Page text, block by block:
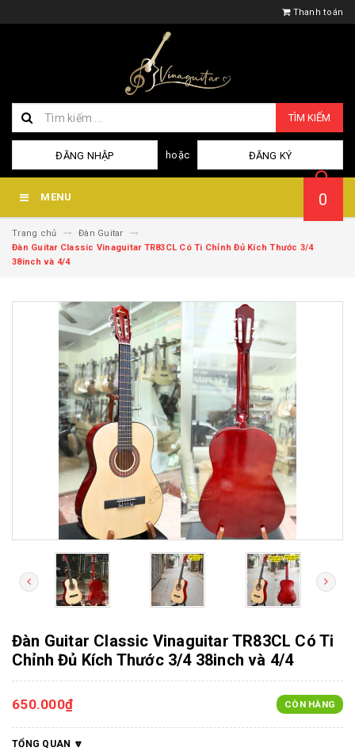
Thanh toán
TÌM KIẾM
ĐĂNG NHẬP hoặc ĐĂNG KÝ
MENU 0
Trang chủ
Đàn Guitar
Đàn Guitar Classic Vinaguitar TR83CL Có Ti Chỉnh Đủ Kích Thước 3/4
38inch và 4/4
Đàn Guitar Classic Vinaguitar TR83CL Có Ti
Chỉnh Đủ Kích Thước 3/4 38inch và 4/4
650.000₫ CÒN HÀNG
TỔNG QUAN